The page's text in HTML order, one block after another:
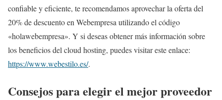
confiable y eficiente, te recomendamos aprovechar la oferta del
20% de descuento en Webempresa utilizando el código
«holawebempresa». Y si deseas obtener más información sobre
los beneficios del cloud hosting, puedes visitar este enlace:
https://www.webestilo.es/.
Consejos para elegir el mejor proveedor